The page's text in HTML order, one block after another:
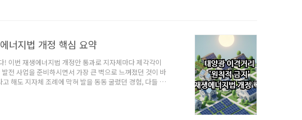
너지법 개정 핵심 요약
이번 재생에너지법 개정안 통과로 지자체마다 제각각이
전 사업을 준비하시면서 가장 큰 벽으로 느껴졌던 것이 바
해도 지자체 조례에 막혀 발을 동동 굴렀던 경험, 다들 한
는지 시원하게 풀어드릴게요! 😊 재생에너지법 독립과